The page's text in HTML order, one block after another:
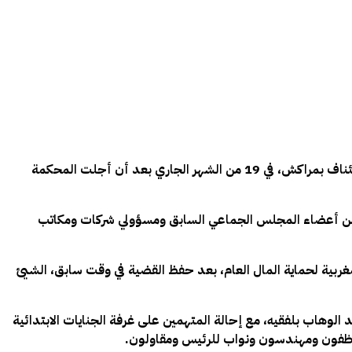
تنطلق ثاني جلسات محاكمة 13 متهماً في قضايا تتعلق بالفساد وتبديد أموال عمومية في كلميم، بمحكمة جرائم الأموال لدى محكمة الاستئناف بمراكش، في 19 من الشهر الجاري بعد أن أجلت المحكمة
من أعضاء المجلس الجماعي السابق ومسؤولي شركات ومكاتب
لحماية المال العام، بعد حفظ القضية في وقت سابق، الشيئ
بلفقيه، مع إحالة المتهمين على غرفة الجنايات الابتدائية
ومهندسون ونواب للرئيس ومقاولون.